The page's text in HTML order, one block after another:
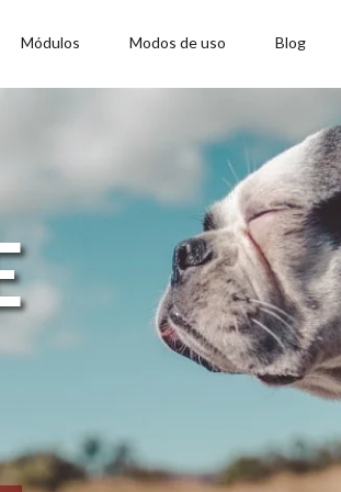
Módulos Modos de uso Blog